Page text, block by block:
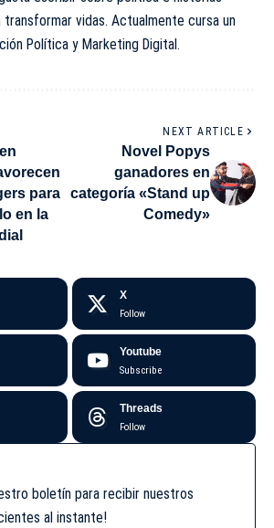
transformar vidas. Actualmente cursa un
Política y Marketing Digital.
para
en la
NEXT ARTICLE
Novel Popys
ganadores en
categoría «Stand up
Comedy»
X
Follow
Youtube
Subscribe
Threads
Follow
boletín para recibir nuestros
al instante!